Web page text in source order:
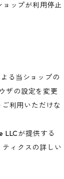
ップが利用停止
る当ショップの
ザの設定を変更
利用いただけな
LLCが提供する
ィクスの詳しい